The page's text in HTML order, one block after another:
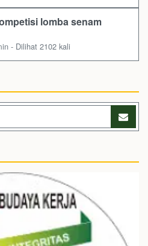
lomba senam
- Dilihat 2102 kali